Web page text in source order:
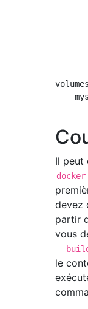
Il peut
devez
partir
vous
--
le